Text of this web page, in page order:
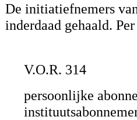
De initiatiefnemers
inderdaad gehaald.
V.O.R. 314
persoonlijke